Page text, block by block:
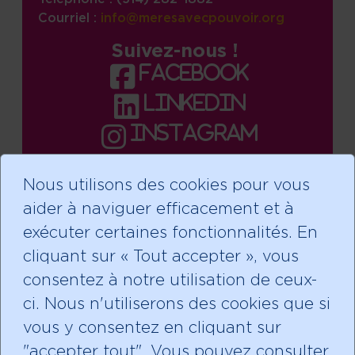
Nous utilisons des cookies pour vous
aider à naviguer efficacement et à
exécuter certaines fonctionnalités. En
cliquant sur « Tout accepter », vous
consentez à notre utilisation de ceux-
ci. Nous n'utiliserons des cookies que si
vous y consentez en cliquant sur
"accepter tout". Vous pouvez consulter
Courriel : info@meresavecpouvoir.org
Suivez-nous !
facebook
linkedin
instagram
Faire un don
Abonnez-vous à notre
infolettre!